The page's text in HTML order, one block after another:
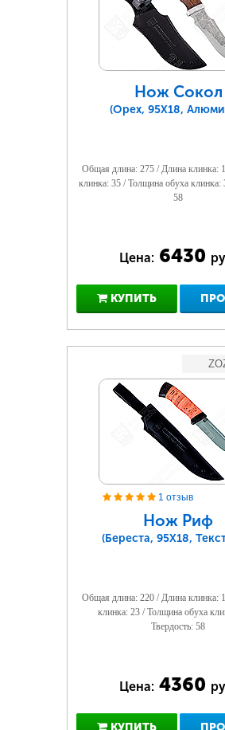
Нож Сокол
(Орех, 95Х18,
Общая длина: 275 / Длина клинка:
клинка: 35 / Толщина обуха клинка:
58
Цена: 6430
КУПИТЬ
1 отзыв
Нож Риф
(Береста, 95Х18,
Общая длина: 220 / Длина клинка:
клинка: 23 / Толщина обуха
Твердость: 58
Цена: 4360
КУПИТЬ